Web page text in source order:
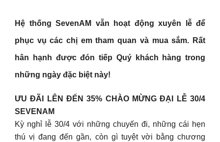
Hệ thống SevenAM vẫn hoạt động xuyên lễ để
phục vụ các chị em tham quan và mua sắm. Rất
hân hạnh được đón tiếp Quý khách hàng trong
những ngày đặc biệt này!
ƯU ĐÃI LÊN ĐẾN 35% CHÀO MỪNG ĐẠI LỄ 30/4
SEVENAM
Kỳ nghỉ lễ 30/4 với những chuyến đi, những cái hẹn
thú vị đang đến gần, còn gì tuyệt vời bằng chương